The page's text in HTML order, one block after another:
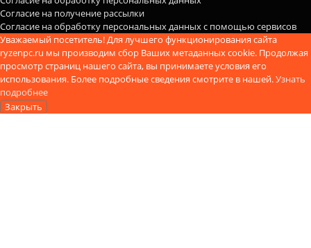
Согласие на получение рассылки
Согласие на обработку персональных данных с помощью сервисов
Уважаемый посетитель! Для лучшего функционирования сайта
ryzenpc.ru мы производим сбор Ваших метаданных cookie. Продолжая
просмотр страниц нашего сайта, вы принимаете условия его
использования. Более подробные сведения смотрите в нашей.Узнать
подробнее
Закрыть